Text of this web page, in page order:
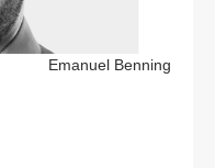
Emanuel Benning